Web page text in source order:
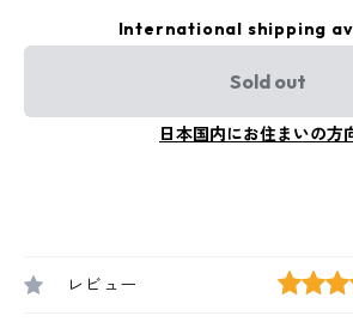
International shipping
Sold out
日本国内にお住まいの方
レビュー